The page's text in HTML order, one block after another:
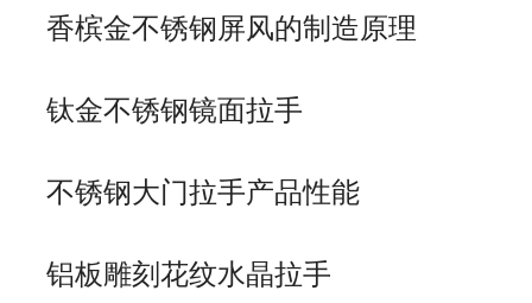
香槟金不锈钢屏风的制造原理
钛金不锈钢镜面拉手
不锈钢大门拉手产品性能
铝板雕刻花纹水晶拉手